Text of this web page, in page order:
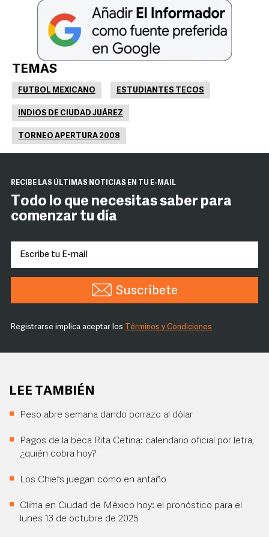
TEMAS
FUTBOL MEXICANO ESTUDIANTES TECOS
INDIOS DE CIUDAD JUÁREZ
TORNEO APERTURA 2008
RECIBE LAS ÚLTIMAS NOTICIAS EN TU E-MAIL
Todo lo que necesitas saber para
comenzar tu día
Suscríbete
Registrarse implica aceptar los Términos y Condiciones
LEE TAMBIÉN
Peso abre semana dando porrazo al dólar
Pagos de la beca Rita Cetina: calendario oficial por letra,
¿quién cobra hoy?
Los Chiefs juegan como en antaño
Clima en Ciudad de México hoy: el pronóstico para el
lunes 13 de octubre de 2025